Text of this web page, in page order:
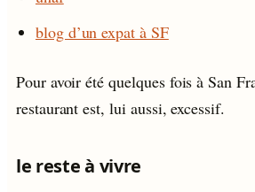
blog d’un expat à SF
Pour avoir été quelques fois à San
restaurant est, lui aussi, excessif.
le reste à vivre